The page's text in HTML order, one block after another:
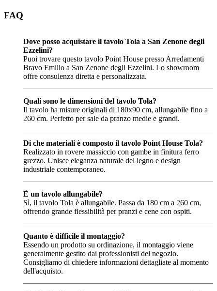
FAQ
Dove posso acquistare il tavolo Tola a San Zenone degli
Ezzelini?
Puoi trovare questo tavolo Point House presso Arredamenti
Bravo Emilio a San Zenone degli Ezzelini. Lo showroom
offre consulenza diretta e personalizzata.
Quali sono le dimensioni del tavolo Tola?
Il tavolo ha misure originali di 180x90 cm, allungabile fino a
260 cm. Perfetto per sale da pranzo medie e grandi.
Di che materiali è composto il tavolo Point House Tola?
Realizzato in rovere massiccio con gambe in finitura ferro
grezzo. Unisce eleganza naturale del legno e design
industriale contemporaneo.
È un tavolo allungabile?
Sì, il tavolo Tola è allungabile. Passa da 180 cm a 260 cm,
offrendo grande flessibilità per pranzi e cene con ospiti.
Quanto è difficile il montaggio?
Essendo un prodotto su ordinazione, il montaggio viene
generalmente gestito dai professionisti del negozio.
Consigliamo di chiedere informazioni dettagliate al momento
dell'acquisto.